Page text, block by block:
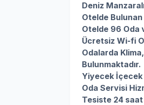
Deniz
Otelde
Otelde 96 Oda
Ücretsiz Wi-fi
Odalarda Klima,
Bulunmaktadır.
Yiyecek İçecek
Oda Servisi
Tesiste 24 saat